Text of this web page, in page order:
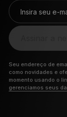
Insira seu e-
Seu endereço de
como novidades e
momento usando o
gerenciamos seus